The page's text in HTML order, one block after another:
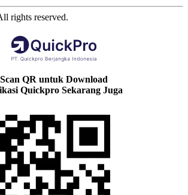
rights reserved.
Scan QR untuk Download
Quickpro Sekarang Juga